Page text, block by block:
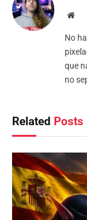
No
que
no
Related Posts